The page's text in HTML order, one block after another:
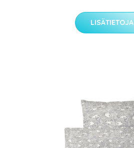
LISÄTIETOJA